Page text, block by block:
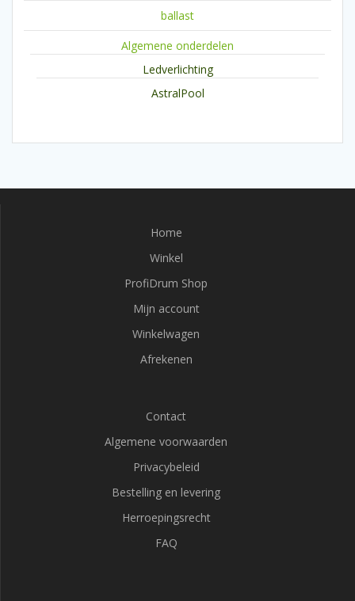
ballast
Algemene onderdelen
Ledverlichting
AstralPool
Home
Winkel
ProfiDrum Shop
Mijn account
Winkelwagen
Afrekenen
Contact
Algemene voorwaarden
Privacybeleid
Bestelling en levering
Herroepingsrecht
FAQ